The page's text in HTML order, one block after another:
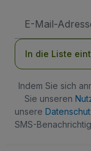
Mail-
In die Liste
Indem Sie sich
Sie unseren
unsere
SMS-